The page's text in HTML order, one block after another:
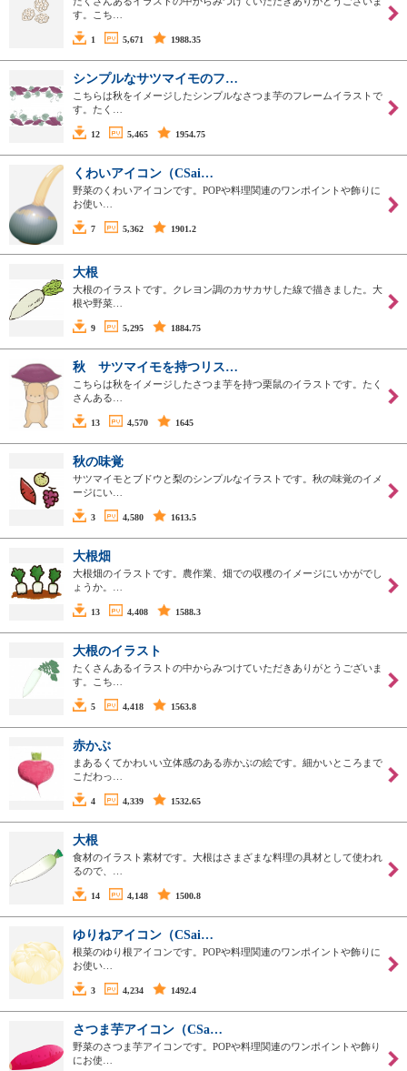
す。こち…
1 5,671 1988.35
シンプルなサツマイモのフ…
こちらは秋をイメージしたシンプルなさつま芋のフレームイラストで
す。たく…
12 5,465 1954.75
くわいアイコン（CSai…
野菜のくわいアイコンです。POPや料理関連のワンポイントや飾りに
お使い…
7 5,362 1901.2
大根
大根のイラストです。クレヨン調のカサカサした線で描きました。大
根や野菜…
9 5,295 1884.75
秋 サツマイモを持つリス…
こちらは秋をイメージしたさつま芋を持つ栗鼠のイラストです。たく
さんある…
13 4,570 1645
秋の味覚
サツマイモとブドウと梨のシンプルなイラストです。秋の味覚のイメ
ージにい…
3 4,580 1613.5
大根畑
大根畑のイラストです。農作業、畑での収穫のイメージにいかがでし
ょうか。…
13 4,408 1588.3
大根のイラスト
たくさんあるイラストの中からみつけていただきありがとうございま
す。こち…
5 4,418 1563.8
赤かぶ
まあるくてかわいい立体感のある赤かぶの絵です。細かいところまで
こだわっ…
4 4,339 1532.65
大根
食材のイラスト素材です。大根はさまざまな料理の具材として使われ
るので、…
14 4,148 1500.8
ゆりねアイコン（CSai…
根菜のゆり根アイコンです。POPや料理関連のワンポイントや飾りに
お使い…
3 4,234 1492.4
さつま芋アイコン（CSa…
野菜のさつま芋アイコンです。POPや料理関連のワンポイントや飾り
にお使…